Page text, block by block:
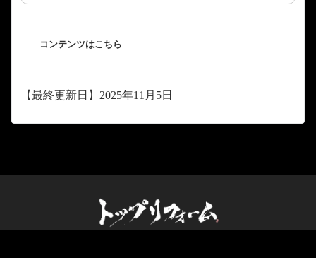
コンテンツはこちら
【最終更新日】2025年11月5日